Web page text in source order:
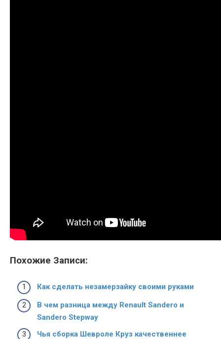
Похожие Записи:
Как сделать незамерзайку своими руками
В чем разница между Renault Sandero и
Sandero Stepway
Чья сборка Шевроле Круз качественнее